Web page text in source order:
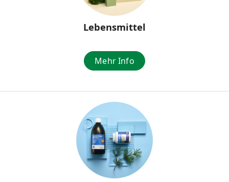
Lebensmittel
Mehr Info